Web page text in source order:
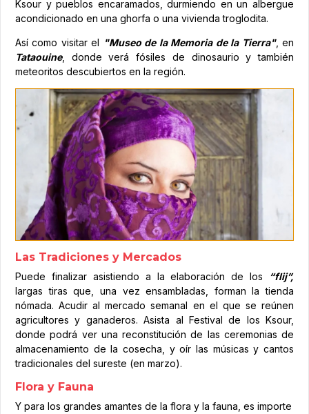
Ksour y pueblos encaramados, durmiendo en un albergue
acondicionado en una ghorfa o una vivienda troglodita.
Así como visitar el "Museo de la Memoria de la Tierra", en
Tataouine, donde verá fósiles de dinosaurio y también
meteoritos descubiertos en la región.
Las Tradiciones y Mercados
Puede finalizar asistiendo a la elaboración de los
“flij”,
largas tiras que, una vez ensambladas, forman la tienda
nómada. Acudir al mercado semanal en el que se reúnen
agricultores y ganaderos. Asista al Festival de los Ksour,
donde podrá ver una reconstitución de las ceremonias de
almacenamiento de la cosecha, y oír las músicas y cantos
tradicionales del sureste (en marzo).
Flora y Fauna
Y para los grandes amantes de la flora y la fauna, es importe